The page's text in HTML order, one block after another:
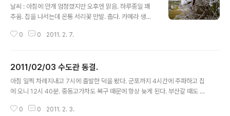
날씨 : 아침에 안개 엄청꼈지만 오후엔 맑음. 하루종일 꽤
추움. 집을 나서는데 온통 서리꽃 만발. 춥다. 카메라 생각
7시58분. 마굿간에서 찰스를 꺼내며 라디오를 켜니 안개
m. 경아학교 앞에서 꽉 막혀 있는 동안 범퍼 엄청 깨진 차
하나 발견. 교실에 들어서면서 큰 소리로 안녕! 했다. 반갑
게 맞아주는 아이들. 이제 개학이고나. 개학식, 3분말하기,
식사하러 가다가 아직 녹지 않은 서리꽃을 발견했다. 예쁘
0 0 2011. 2. 7.
2011/02/03 수도관 동결.
아침 일찍 차례지내고 7시에 출발한 덕을 봤다. 군포까지 4시간에 주파하고 집
에 오니 12시 40분. 중동고가차도 복구 때문에 항상 늦게 된다. 부산갈 때도 이
때도 똑 같은 실수를 되풀이하다니. 바보. 집에 오니 물이 안나온다. 다른집은 다
0 0 2011. 2. 3.